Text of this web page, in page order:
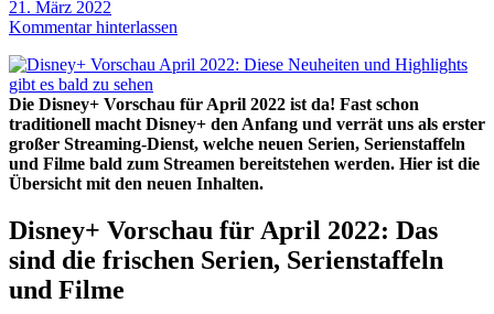
21. März 2022
Kommentar hinterlassen
Die Disney+ Vorschau für April 2022 ist da! Fast schon
traditionell macht Disney+ den Anfang und verrät uns als erster
großer Streaming-Dienst, welche neuen Serien, Serienstaffeln
und Filme bald zum Streamen bereitstehen werden. Hier ist die
Übersicht mit den neuen Inhalten.
Disney+ Vorschau für April 2022: Das
sind die frischen Serien, Serienstaffeln
und Filme